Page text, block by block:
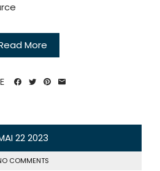
More
22 2023
COMMENTS